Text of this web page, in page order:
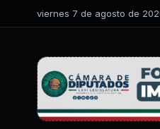
viernes 7 de agosto de